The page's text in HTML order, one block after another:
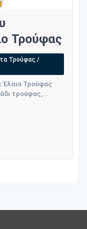
Τρούφας
Τρούφας /
Έλαιο Τρούφας
τρούφας,...